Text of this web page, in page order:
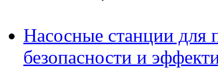
Насосные станции для
безопасности и